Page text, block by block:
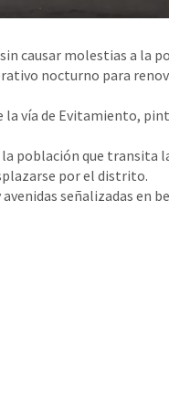
causar molestias a la
nocturno para
vía de Evitamiento,
población que transita
por el distrito.
señalizadas en